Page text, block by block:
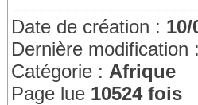
Date de création : 10/
Dernière
Catégorie : Afrique
Page lue 10524 fois